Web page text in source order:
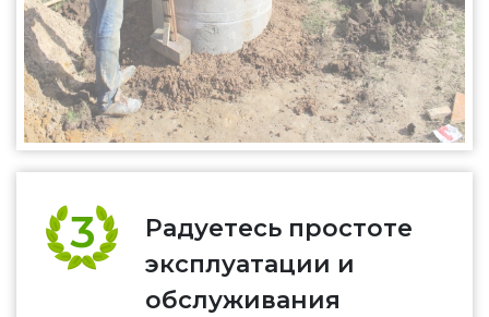
Радуетесь простоте
эксплуатации и
обслуживания